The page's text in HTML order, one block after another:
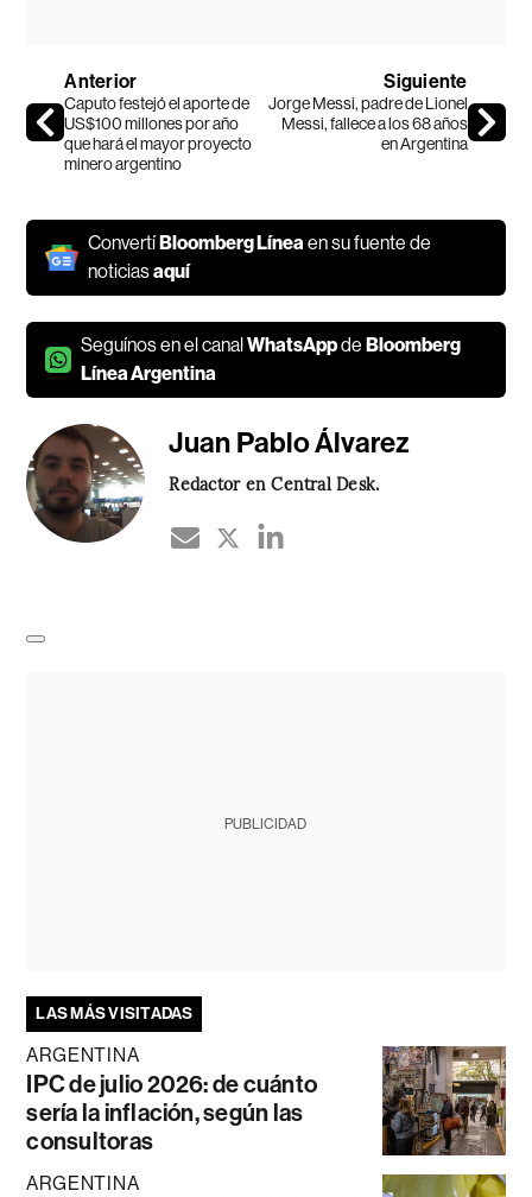
Anterior
Caputo festejó el aporte de
US$100 millones por año
que hará el mayor proyecto
minero argentino
Siguiente
Jorge Messi, padre de Lionel
Messi, fallece a los 68 años
en Argentina
ConvertíBloomberg Líneaen su fuente de
noticiasaquí
Seguínos en el canalWhatsAppdeBloomberg
Línea Argentina
Juan Pablo Álvarez
Redactor en Central Desk.
PUBLICIDAD
LAS MÁS VISITADAS
ARGENTINA
IPC de julio 2026: de cuánto
sería la inflación, según las
consultoras
ARGENTINA